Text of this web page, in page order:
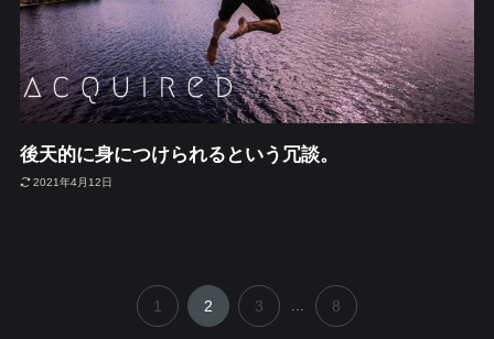
後天的に身につけられるという冗談。
2021年4月12日
1 2 3 8